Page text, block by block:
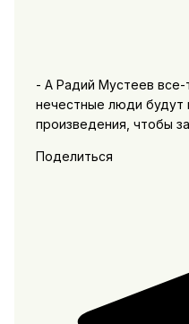
- А Радий Мустеев все-
нечестные люди будут
произведения, чтобы
Поделиться